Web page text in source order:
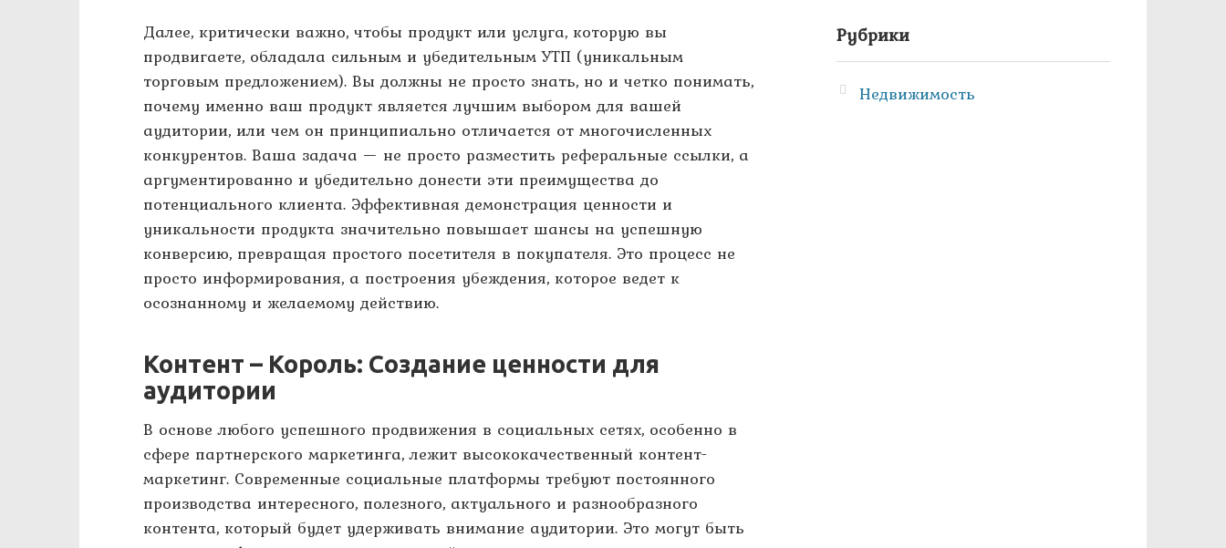
Далее, критически важно, чтобы продукт или услуга, которую вы
продвигаете, обладала сильным и убедительным УТП (уникальным
торговым предложением). Вы должны не просто знать, но и четко понимать,
почему именно ваш продукт является лучшим выбором для вашей
аудитории, или чем он принципиально отличается от многочисленных
конкурентов. Ваша задача — не просто разместить реферальные ссылки, а
аргументированно и убедительно донести эти преимущества до
потенциального клиента. Эффективная демонстрация ценности и
уникальности продукта значительно повышает шансы на успешную
конверсию, превращая простого посетителя в покупателя. Это процесс не
просто информирования, а построения убеждения, которое ведет к
осознанному и желаемому действию.
Контент – Король: Создание ценности для
аудитории
В основе любого успешного продвижения в социальных сетях, особенно в
сфере партнерского маркетинга, лежит высококачественный контент-
маркетинг. Современные социальные платформы требуют постоянного
производства интересного, полезного, актуального и разнообразного
контента, который будет удерживать внимание аудитории. Это могут быть
Рубрики
Недвижимость